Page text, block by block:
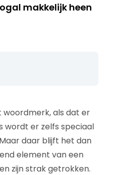
makkelijk heen
als dat er
wordt er zelfs speciaal
daar blijft het dan
element van een
zijn strak getrokken.